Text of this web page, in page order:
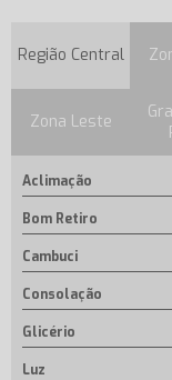
Região Central
Zona Leste
Aclimação
Bom Retiro
Cambuci
Consolação
Glicério
Luz